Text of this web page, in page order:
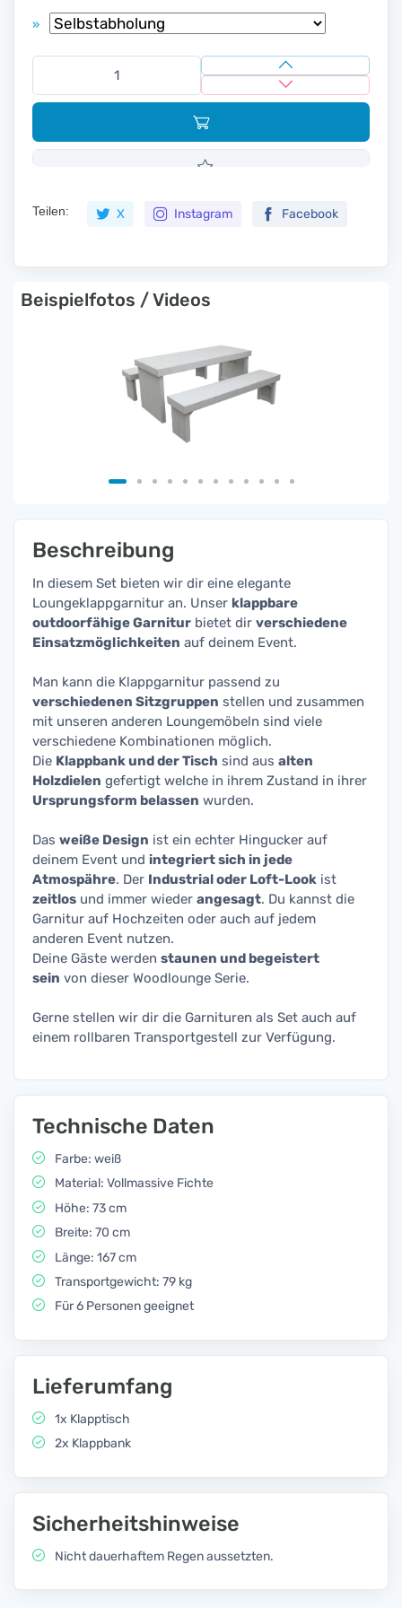
»
Teilen: X Instagram Facebook
Beispielfotos / Videos
Beschreibung
In diesem Set bieten wir dir eine elegante
Loungeklappgarnitur an. Unser klappbare
outdoorfähige Garnitur bietet dir verschiedene
Einsatzmöglichkeiten auf deinem Event.
Man kann die Klappgarnitur passend zu
verschiedenen Sitzgruppen stellen und zusammen
mit unseren anderen Loungemöbeln sind viele
verschiedene Kombinationen möglich.
Die Klappbank und der Tisch sind aus alten
Holzdielen gefertigt welche in ihrem Zustand in ihrer
Ursprungsform belassen wurden.
Das weiße Design ist ein echter Hingucker auf
deinem Event und integriert sich in jede
Atmospähre. Der Industrial oder Loft-Look ist
zeitlos und immer wieder angesagt. Du kannst die
Garnitur auf Hochzeiten oder auch auf jedem
anderen Event nutzen.
Deine Gäste werden staunen und begeistert
sein von dieser Woodlounge Serie.
Gerne stellen wir dir die Garnituren als Set auch auf
einem rollbaren Transportgestell zur Verfügung.
Technische Daten
Farbe: weiß
Material: Vollmassive Fichte
Höhe: 73 cm
Breite: 70 cm
Länge: 167 cm
Transportgewicht: 79 kg
Für 6 Personen geeignet
Lieferumfang
1x Klapptisch
2x Klappbank
Sicherheitshinweise
Nicht dauerhaftem Regen aussetzten.